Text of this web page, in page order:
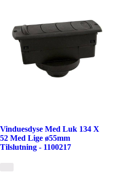
Vinduesdyse Med Luk 134 X
52 Med Lige ø55mm
Tilslutning - 1100217